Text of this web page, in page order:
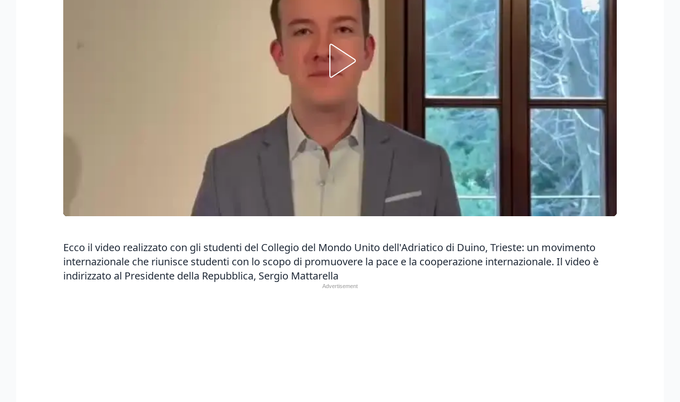
Ecco il video realizzato con gli studenti del Collegio del Mondo Unito dell'Adriatico di Duino, Trieste: un movimento
internazionale che riunisce studenti con lo scopo di promuovere la pace e la cooperazione internazionale. Il video è
indirizzato al Presidente della Repubblica, Sergio Mattarella